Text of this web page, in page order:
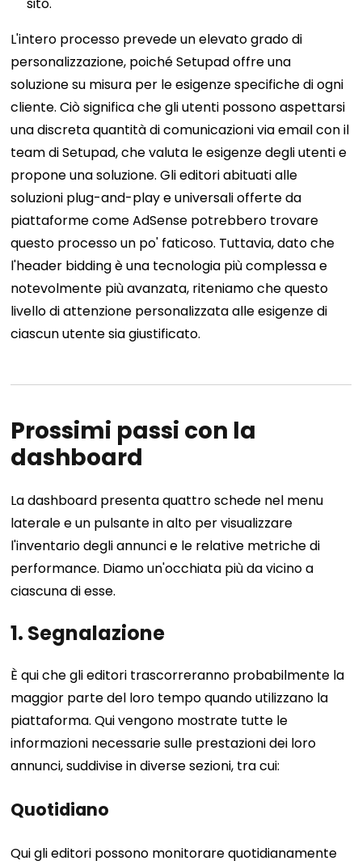
L'intero processo prevede un elevato grado di
personalizzazione, poiché Setupad offre una
soluzione su misura per le esigenze specifiche di ogni
cliente. Ciò significa che gli utenti possono aspettarsi
una discreta quantità di comunicazioni via email con il
team di Setupad, che valuta le esigenze degli utenti e
propone una soluzione. Gli editori abituati alle
soluzioni plug-and-play e universali offerte da
piattaforme come AdSense potrebbero trovare
questo processo un po' faticoso. Tuttavia, dato che
l'header bidding è una tecnologia più complessa e
notevolmente più avanzata, riteniamo che questo
livello di attenzione personalizzata alle esigenze di
ciascun utente sia giustificato.
Prossimi passi con la
dashboard
La dashboard presenta quattro schede nel menu
laterale e un pulsante in alto per visualizzare
l'inventario degli annunci e le relative metriche di
performance. Diamo un'occhiata più da vicino a
ciascuna di esse.
1. Segnalazione
È qui che gli editori trascorreranno probabilmente la
maggior parte del loro tempo quando utilizzano la
piattaforma. Qui vengono mostrate tutte le
informazioni necessarie sulle prestazioni dei loro
annunci, suddivise in diverse sezioni, tra cui:
Quotidiano
Qui gli editori possono monitorare quotidianamente